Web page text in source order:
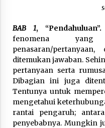
BAB 1, “Pendahuluan”.
fenomena yang
penasaran/
ditemukan jawaban.
pertanyaan serta
Dibagian ini juga
Tentunya untuk
mengetahui
rantai pengaruh;
penyebabnya. Mungkin